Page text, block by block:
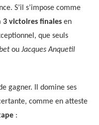
S’il s’impose comme
3 victoires finales en
que seuls
ou Jacques Anquetil
gagner. Il domine ses
comme en atteste
: